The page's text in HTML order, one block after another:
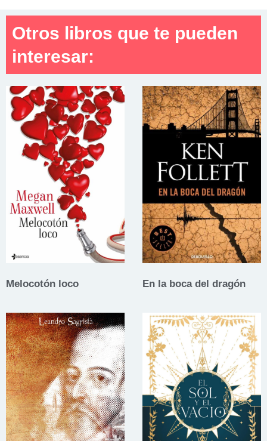
Otros libros que te pueden
interesar:
Melocotón loco En la boca del dragón